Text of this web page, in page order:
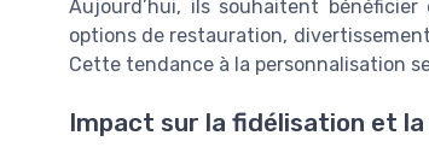
Aujourd’hui, ils souhaitent
options de restauration,
Cette tendance à la personnalisation
Impact sur la fidélisation et